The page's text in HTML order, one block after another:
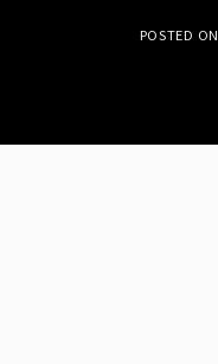
POSTED ON